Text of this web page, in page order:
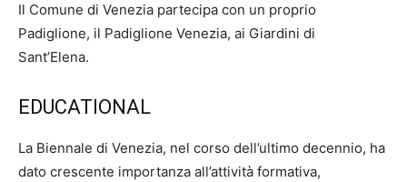
Il Comune di Venezia partecipa con un proprio
Padiglione, il Padiglione Venezia, ai Giardini di
Sant’Elena.
EDUCATIONAL
La Biennale di Venezia, nel corso dell’ultimo decennio, ha
dato crescente importanza all’attività formativa,